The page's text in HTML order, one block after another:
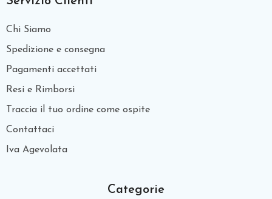
Chi Siamo
Spedizione e consegna
Pagamenti accettati
Resi e Rimborsi
Traccia il tuo ordine come ospite
Contattaci
Iva Agevolata
Categorie